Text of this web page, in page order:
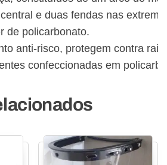
e duas fendas nas
de policarbonato.
anti-risco, protegem contra
confeccionadas em